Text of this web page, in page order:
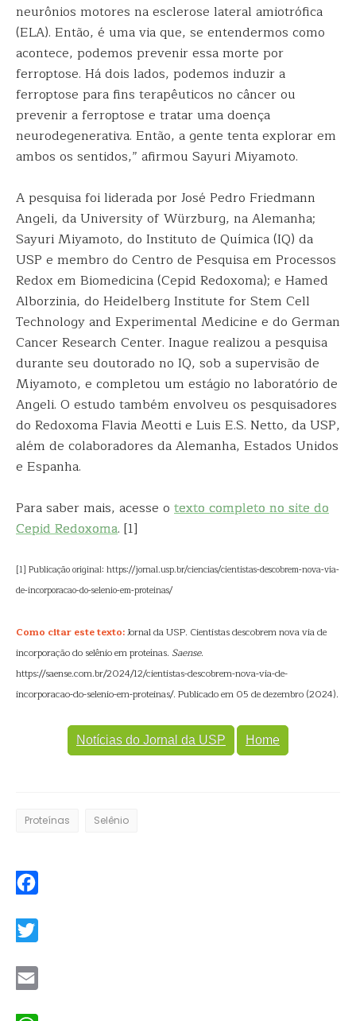
neurônios motores na esclerose lateral amiotrófica
(ELA). Então, é uma via que, se entendermos como
acontece, podemos prevenir essa morte por
ferroptose. Há dois lados, podemos induzir a
ferroptose para fins terapêuticos no câncer ou
prevenir a ferroptose e tratar uma doença
neurodegenerativa. Então, a gente tenta explorar em
ambos os sentidos,” afirmou Sayuri Miyamoto.
A pesquisa foi liderada por José Pedro Friedmann
Angeli, da University of Würzburg, na Alemanha;
Sayuri Miyamoto, do Instituto de Química (IQ) da
USP e membro do Centro de Pesquisa em Processos
Redox em Biomedicina (Cepid Redoxoma); e Hamed
Alborzinia, do Heidelberg Institute for Stem Cell
Technology and Experimental Medicine e do German
Cancer Research Center. Inague realizou a pesquisa
durante seu doutorado no IQ, sob a supervisão de
Miyamoto, e completou um estágio no laboratório de
Angeli. O estudo também envolveu os pesquisadores
do Redoxoma Flavia Meotti e Luis E.S. Netto, da USP,
além de colaboradores da Alemanha, Estados Unidos
e Espanha.
Para saber mais, acesse o texto completo no site do
Cepid Redoxoma. [1]
[1] Publicação original: https://jornal.usp.br/ciencias/cientistas-descobrem-nova-via-
de-incorporacao-do-selenio-em-proteinas/
Como citar este texto:Jornal da USP. Cientistas descobrem nova via de
incorporação do selênio em proteínas. Saense.
https://saense.com.br/2024/12/cientistas-descobrem-nova-via-de-
incorporacao-do-selenio-em-proteinas/. Publicado em 05 de dezembro (2024).
Notícias do Jornal da USP Home
Proteínas Selênio